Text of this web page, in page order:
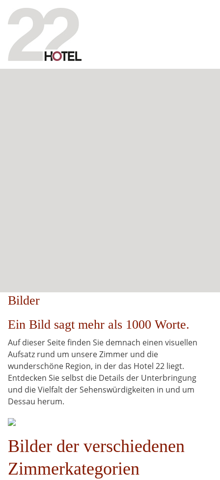
Bilder
Ein Bild sagt mehr als 1000 Worte.
Auf dieser Seite finden Sie demnach einen visuellen
Aufsatz rund um unsere Zimmer und die
wunderschöne Region, in der das Hotel 22 liegt.
Entdecken Sie selbst die Details der Unterbringung
und die Vielfalt der Sehenswürdigkeiten in und um
Dessau herum.
Bilder der verschiedenen
Zimmerkategorien